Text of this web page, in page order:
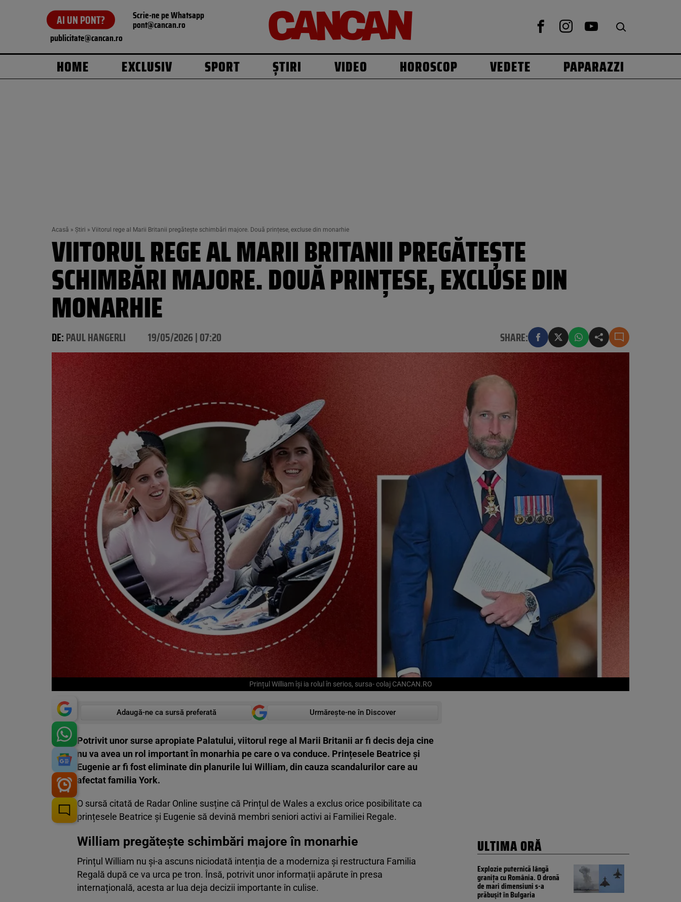
AI UN PONT? Scrie-ne pe Whatsapp
pont@cancan.ro
publicitate@cancan.ro
HOME EXCLUSIV SPORT ȘTIRI VIDEO HOROSCOP VEDETE PAPARAZZI
Acasă » Știri » Viitorul rege al Marii Britanii pregătește schimbări majore. Două prințese, excluse din monarhie
VIITORUL REGE AL MARII BRITANII PREGĂTEȘTE
SCHIMBĂRI MAJORE. DOUĂ PRINȚESE, EXCLUSE DIN
MONARHIE
DE:PAUL HANGERLI 19/05/2026 | 07:20 SHARE:
Prințul William își ia rolul în serios, sursa- colaj CANCAN.RO
Adaugă-ne ca sursă preferată Urmărește-ne în Discover
Potrivit unor surse apropiate Palatului, viitorul rege al Marii Britanii ar fi decis deja cine
nu va avea un rol important în monarhia pe care o va conduce. Prințesele Beatrice și
Eugenie ar fi fost eliminate din planurile lui William, din cauza scandalurilor care au
afectat familia York.
O sursă citată de Radar Online susține că Prințul de Wales a exclus orice posibilitate ca
prințesele Beatrice și Eugenie să devină membri seniori activi ai Familiei Regale.
William pregătește schimbări majore în monarhie
Prințul William nu și-a ascuns niciodată intenția de a moderniza și restructura Familia
Regală după ce va urca pe tron. Însă, potrivit unor informații apărute în presa
internațională, acesta ar lua deja decizii importante în culise.
ULTIMA ORĂ
Explozie puternică lângă
granița cu România. O dronă
de mari dimensiuni s-a
prăbușit în Bulgaria